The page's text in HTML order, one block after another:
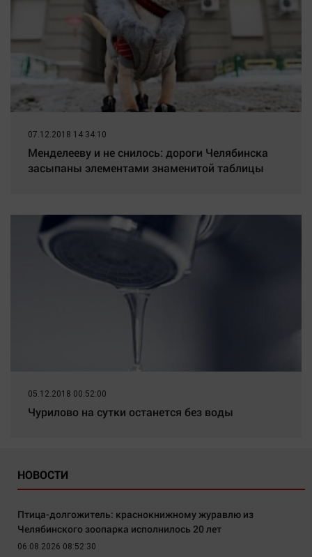
07.12.2018 14:34:10
Менделееву и не снилось: дороги Челябинска
засыпаны элементами знаменитой таблицы
05.12.2018 00:52:00
Чурилово на сутки останется без воды
НОВОСТИ
Птица-долгожитель: краснокнижному журавлю из
Челябинского зоопарка исполнилось 20 лет
06.08.2026 08:52:30